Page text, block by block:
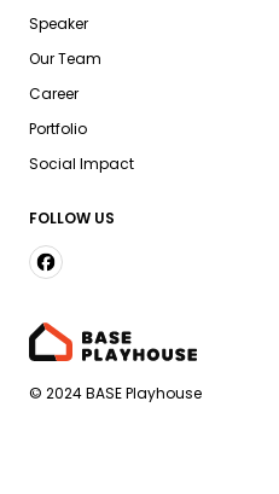
FOLLOW US
Speaker
Our Team
Career
Portfolio
Social Impact
© 2024 BASE Playhouse